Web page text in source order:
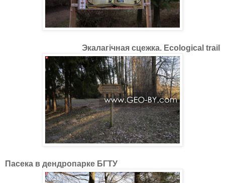
Экалагічная сцежка. Ecological trail
Пасека в дендропарке БГТУ